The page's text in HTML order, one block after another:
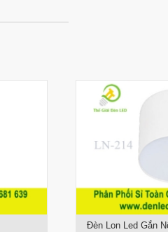
Đèn Lon Led Gắn